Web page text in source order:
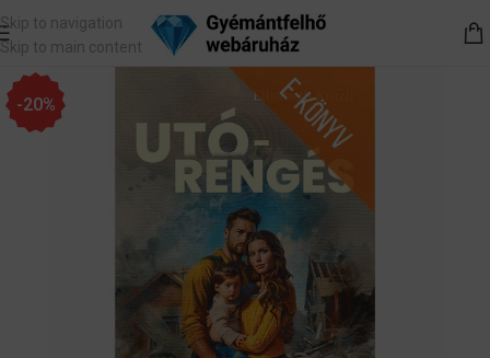
Skip to navigation
Skip to main content
-20%